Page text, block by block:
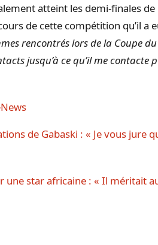
atteint les demi-finales
de cette compétition qu’il a
rencontrés lors de la Coupe
jusqu’à ce qu’il me
de Gabaski : « Je vous jure
une star africaine : « Il méritait